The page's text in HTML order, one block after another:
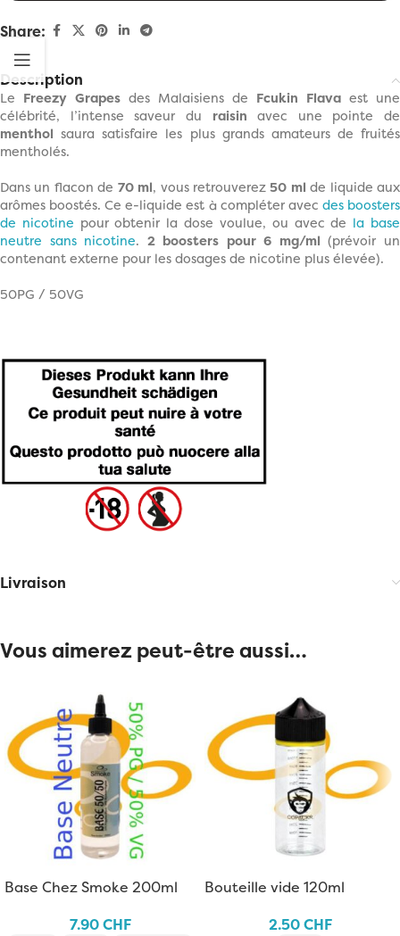
Share:
Description
Le Freezy Grapes des Malaisiens de Fcukin Flava est une
célébrité, l’intense saveur du raisin avec une pointe de
menthol saura satisfaire les plus grands amateurs de fruités
mentholés.
Dans un flacon de 70 ml, vous retrouverez50 ml de liquide aux
arômes boostés. Ce e-liquide est à compléter avec des boosters
de nicotine pour obtenir la dose voulue, ou avec de la base
neutre sans nicotine. 2 boosters pour 6 mg/ml (prévoir un
contenant externe pour les dosages de nicotine plus élevée).
50PG / 50VG
Livraison
Vous aimerez peut-être aussi…
Base Chez Smoke 200ml
7.90CHF
Bouteille vide 120ml
2.50CHF